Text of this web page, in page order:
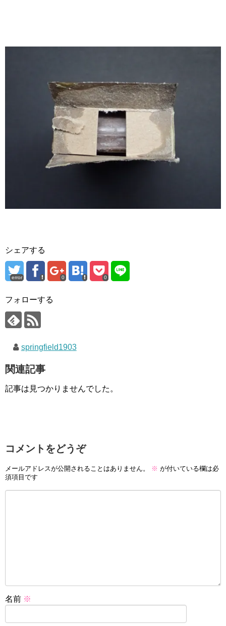
シェアする
error 0 0
フォローする
springfield1903
関連記事
記事は見つかりませんでした。
コメントをどうぞ
メールアドレスが公開されることはありません。 ※ が付いている欄は必
須項目です
名前 ※